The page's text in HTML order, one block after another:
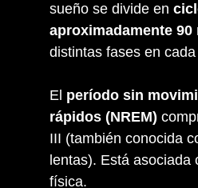
sueño se divide en
aproximadamente 90
distintas fases en
El período sin
rápidos (NREM)
III (también conocida
lentas). Está asociada
física.